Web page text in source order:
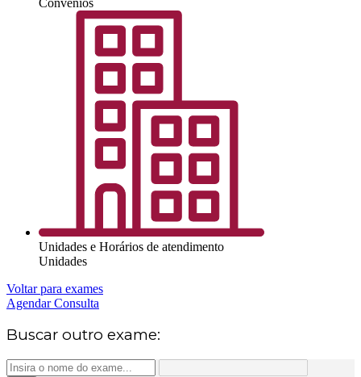
Unidades e Horários de atendimento
Unidades
Voltar para exames
Agendar Consulta
Buscar outro exame: